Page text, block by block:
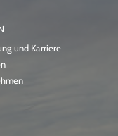
und Karriere